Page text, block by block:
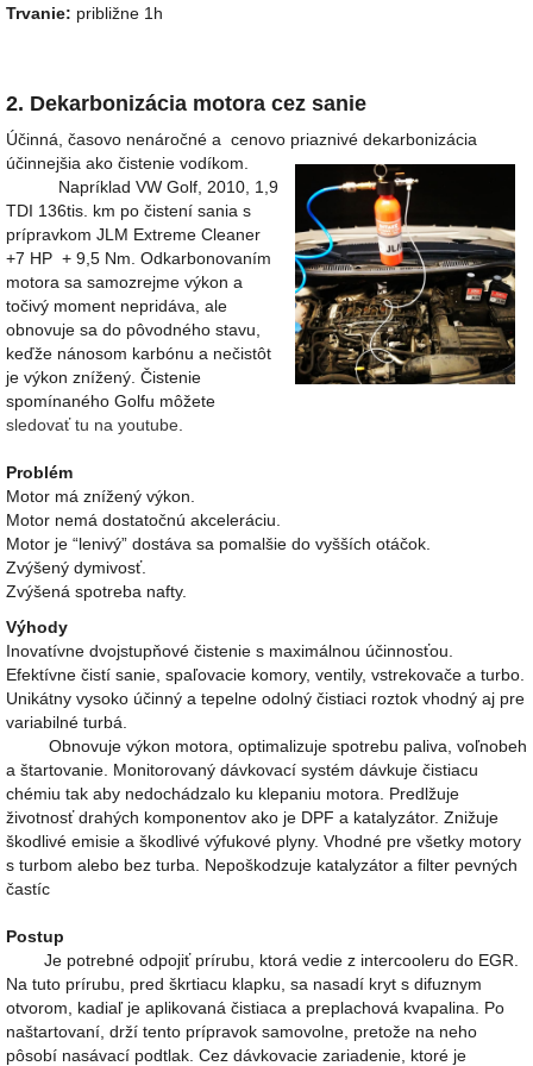
Trvanie: približne 1h
2. Dekarbonizácia motora cez sanie
Účinná, časovo nenáročné a cenovo priaznivé dekarbonizácia
účinnejšia ako čistenie vodíkom.
Napríklad VW Golf, 2010, 1,9
TDI 136tis. km po čistení sania s
prípravkom JLM Extreme Cleaner
+7 HP + 9,5 Nm. Odkarbonovaním
motora sa samozrejme výkon a
točivý moment nepridáva, ale
obnovuje sa do pôvodného stavu,
keďže nánosom karbónu a nečistôt
je výkon znížený. Čistenie
spomínaného Golfu môžete
sledovať tu na youtube
Problém
Motor má znížený výkon.
Motor nemá dostatočnú akceleráciu.
Motor je “lenivý” dostáva sa pomalšie do vyšších otáčok.
Zvýšený dymivosť.
Zvýšená spotreba nafty.
Výhody
Inovatívne dvojstupňové čistenie s maximálnou účinnosťou.
Efektívne čistí sanie, spaľovacie komory, ventily, vstrekovače a turbo.
Unikátny vysoko účinný a tepelne odolný čistiaci roztok vhodný aj pre
variabilné turbá.
Obnovuje výkon motora, optimalizuje spotrebu paliva, voľnobeh
a štartovanie. Monitorovaný dávkovací systém dávkuje čistiacu
chémiu tak aby nedochádzalo ku klepaniu motora. Predlžuje
životnosť drahých komponentov ako je DPF a katalyzátor. Znižuje
škodlivé emisie a škodlivé výfukové plyny. Vhodné pre všetky motory
s turbom alebo bez turba. Nepoškodzuje katalyzátor a filter pevných
častíc
Postup
Je potrebné odpojiť prírubu, ktorá vedie z intercooleru do EGR.
Na tuto prírubu, pred škrtiacu klapku, sa nasadí kryt s difuznym
otvorom, kadiaľ je aplikovaná čistiaca a preplachová kvapalina. Po
naštartovaní, drží tento prípravok samovolne, pretože na neho
pôsobí nasávací podtlak. Cez dávkovacie zariadenie, ktoré je